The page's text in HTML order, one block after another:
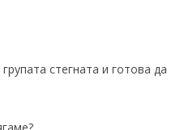
стегната и готова да